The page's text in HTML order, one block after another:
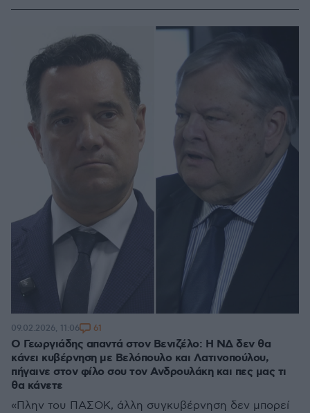
Ο Γεωργιάδης απαντά στον Βενιζέλο: Η ΝΔ δεν θα
κάνει κυβέρνηση με Βελόπουλο και Λατινοπούλου,
πήγαινε στον φίλο σου τον Ανδρουλάκη και πες μας τι
θα κάνετε
«Πλην του ΠΑΣΟΚ, άλλη συγκυβέρνηση δεν μπορεί
09.02.2026, 11:06 61